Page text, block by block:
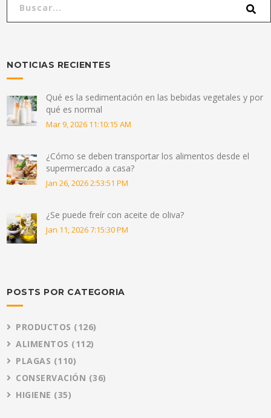
NOTICIAS RECIENTES
Qué es la sedimentación en las bebidas vegetales y por
qué es normal
Mar 9, 2026 11:10:15 AM
¿Cómo se deben transportar los alimentos desde el
supermercado a casa?
Jan 26, 2026 2:53:51 PM
¿Se puede freír con aceite de oliva?
Jan 11, 2026 7:15:30 PM
POSTS POR CATEGORIA
PRODUCTOS (126)
ALIMENTOS (112)
PLAGAS (110)
CONSERVACIÓN (36)
HIGIENE (35)